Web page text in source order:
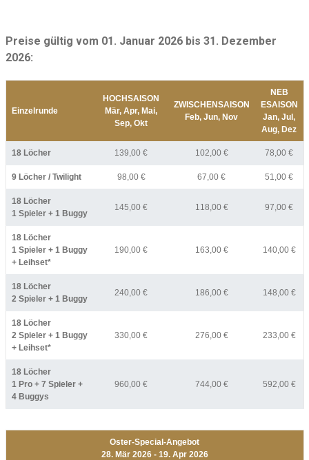
Preise gültig vom 01. Januar 2026 bis 31. Dezember
2026:
Einzelrunde
HOCHSAISON
Mär, Apr, Mai,
Sep, Okt
ZWISCHENSAISON
Feb, Jun, Nov
NEB
ESAISON
Jan, Jul,
Aug, Dez
18 Löcher 139,00 € 102,00 € 78,00 €
9 Löcher / Twilight 98,00 € 67,00 € 51,00 €
18 Löcher
1 Spieler + 1 Buggy
145,00 € 118,00 € 97,00 €
18 Löcher
1 Spieler + 1 Buggy
+ Leihset*
190,00 € 163,00 € 140,00 €
18 Löcher
2 Spieler + 1 Buggy
240,00 € 186,00 € 148,00 €
18 Löcher
2 Spieler + 1 Buggy
+ Leihset*
330,00 € 276,00 € 233,00 €
18 Löcher
1 Pro + 7 Spieler +
4 Buggys
960,00 € 744,00 € 592,00 €
Oster-Special-Angebot
28. Mär 2026 - 19. Apr 2026